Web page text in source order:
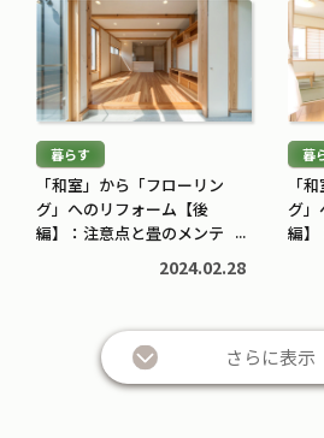
続
き
を
読
む
> 暮らす
「和室」から「フローリン
グ」へのリフォーム【後
編】：注意点と畳のメンテ
ナンス時期目安は？2024.02.28
続
き
を
読
む
> 暮
「
グ
編】
さらに表示